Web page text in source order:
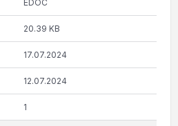
EDOC
20.39 KB
17.07.2024
12.07.2024
1